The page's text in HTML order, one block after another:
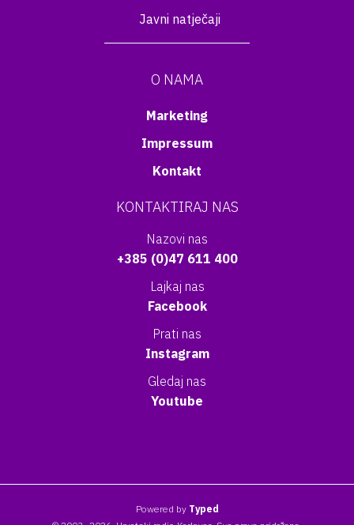
Javni natječaji
O NAMA
Marketing
Impressum
Kontakt
KONTAKTIRAJ NAS
Nazovi nas
+385 (0)47 611 400
Lajkaj nas
Facebook
Prati nas
Instagram
Gledaj nas
Youtube
Powered by Typed